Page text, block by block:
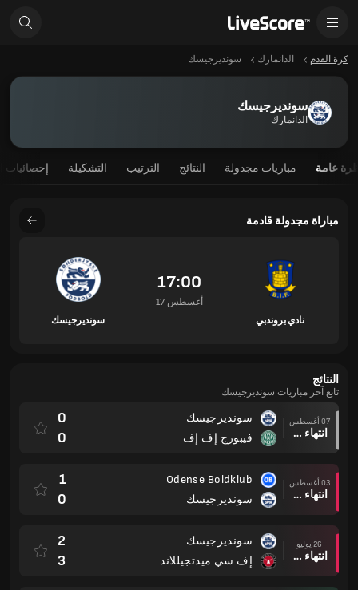
كرة القدم الدانمارك سونديرجيسك
سونديرجيسك
الدانمارك
عامة مباريات مجدولة النتائج الترتيب التشكيلة إحصائيات
مباراة مجدولة قادمة
نادي بروندبي
17:00
17 أغسطس
سونديرجيسك
النتائج
تابع آخر مباريات سونديرجيسك
07 أغسطس
انتهاء وقت المباراة
سونديرجيسك
فيبورج إف إف
0
0
03 أغسطس
انتهاء وقت المباراة
Odense Boldklub
سونديرجيسك
1
0
26 يوليو
انتهاء وقت المباراة
سونديرجيسك
إف سي ميدتجيللاند
2
3